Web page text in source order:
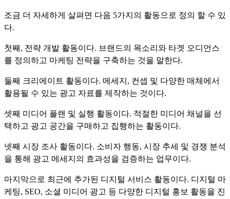
조금 더 자세하게 살펴면 다음 5가지의 활동으로 정의 할 수 있
다.
첫째, 전략 개발 활동이다. 브랜드의 목소리와 타겟 오디언스
를 정의하고 마케팅 전략을 구축하는 것을 말한다.
둘째 크리에이트 활동이다. 메세지, 컨셉 및 다양한 매체에서
활용될 수 있는 광고 자료를 제작하는 것이다.
셋째 미디어 플랜 및 실행 활동이다. 적절한 미디어 채널을 선
택하고 광고 공간을 구매하고 집행하는 활동이다.
넷째 시장 조사 활동이다. 소비자 행동, 시장 추세 및 경쟁 분석
을 통해 광고 메세지의 효과성을 검증하는 업무이다.
마지막으로 최근에 추가된 디지털 서비스 활동이다. 디지털 마
케팅, SEO, 소셜 미디어 광고 등 다양한 디지털 홍보 활동을 진